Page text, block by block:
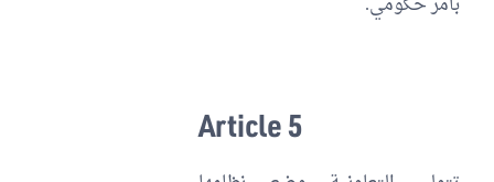
Article 5